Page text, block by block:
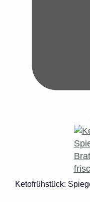
Ketofrühstück: